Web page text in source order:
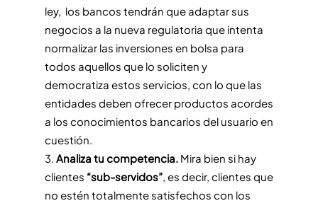
ley, los bancos tendrán que adaptar sus
negocios a la nueva regulatoria que intenta
normalizar las inversiones en bolsa para
todos aquellos que lo soliciten y
democratiza estos servicios, con lo que las
entidades deben ofrecer productos acordes
a los conocimientos bancarios del usuario en
cuestión.
Analiza tu competencia. Mira bien si hay
clientes “sub-servidos”, es decir, clientes que
no estén totalmente satisfechos con los